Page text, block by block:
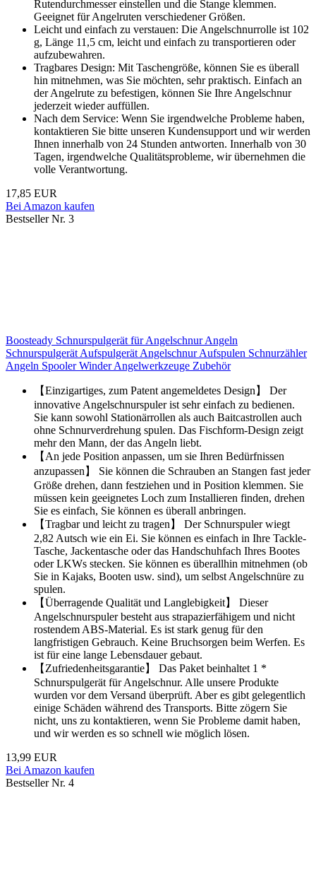
Rutendurchmesser einstellen und die Stange klemmen.
Geeignet für Angelruten verschiedener Größen.
Leicht und einfach zu verstauen: Die Angelschnurrolle ist 102
g, Länge 11,5 cm, leicht und einfach zu transportieren oder
aufzubewahren.
Tragbares Design: Mit Taschengröße, können Sie es überall
hin mitnehmen, was Sie möchten, sehr praktisch. Einfach an
der Angelrute zu befestigen, können Sie Ihre Angelschnur
jederzeit wieder auffüllen.
Nach dem Service: Wenn Sie irgendwelche Probleme haben,
kontaktieren Sie bitte unseren Kundensupport und wir werden
Ihnen innerhalb von 24 Stunden antworten. Innerhalb von 30
Tagen, irgendwelche Qualitätsprobleme, wir übernehmen die
volle Verantwortung.
17,85 EUR
Bei Amazon kaufen
Bestseller Nr. 3
Boosteady Schnurspulgerät für Angelschnur Angeln
Schnurspulgerät Aufspulgerät Angelschnur Aufspulen Schnurzähler
Angeln Spooler Winder Angelwerkzeuge Zubehör
【Einzigartiges, zum Patent angemeldetes Design】 Der
innovative Angelschnurspuler ist sehr einfach zu bedienen.
Sie kann sowohl Stationärrollen als auch Baitcastrollen auch
ohne Schnurverdrehung spulen. Das Fischform-Design zeigt
mehr den Mann, der das Angeln liebt.
【An jede Position anpassen, um sie Ihren Bedürfnissen
anzupassen】 Sie können die Schrauben an Stangen fast jeder
Größe drehen, dann festziehen und in Position klemmen. Sie
müssen kein geeignetes Loch zum Installieren finden, drehen
Sie es einfach, Sie können es überall anbringen.
【Tragbar und leicht zu tragen】 Der Schnurspuler wiegt
2,82 Autsch wie ein Ei. Sie können es einfach in Ihre Tackle-
Tasche, Jackentasche oder das Handschuhfach Ihres Bootes
oder LKWs stecken. Sie können es überallhin mitnehmen (ob
Sie in Kajaks, Booten usw. sind), um selbst Angelschnüre zu
spulen.
【Überragende Qualität und Langlebigkeit】 Dieser
Angelschnurspuler besteht aus strapazierfähigem und nicht
rostendem ABS-Material. Es ist stark genug für den
langfristigen Gebrauch. Keine Bruchsorgen beim Werfen. Es
ist für eine lange Lebensdauer gebaut.
【Zufriedenheitsgarantie】 Das Paket beinhaltet 1 *
Schnurspulgerät für Angelschnur. Alle unsere Produkte
wurden vor dem Versand überprüft. Aber es gibt gelegentlich
einige Schäden während des Transports. Bitte zögern Sie
nicht, uns zu kontaktieren, wenn Sie Probleme damit haben,
und wir werden es so schnell wie möglich lösen.
13,99 EUR
Bei Amazon kaufen
Bestseller Nr. 4